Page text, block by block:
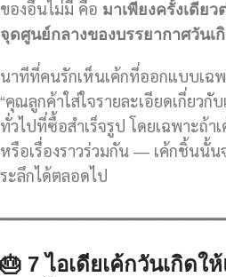
ของอื่นไม่มี คือ มาเพียงครั้งเดียว
จุดศูนย์กลางของบรรยากาศวันเ
นาทีที่คนรักเห็นเค้กที่ออกแบบเฉ
“คุณลูกค้าใส่ใจรายละเอียดเกี่ยวกั
ทั่วไปที่ซื้อสำเร็จรูป โดยเฉพาะถ้า
หรือเรื่องราวร่วมกัน — เค้กชิ้นนั้น
ระลึกได้ตลอดไป
🎂 7ไอเดียเค้กวันเกิด